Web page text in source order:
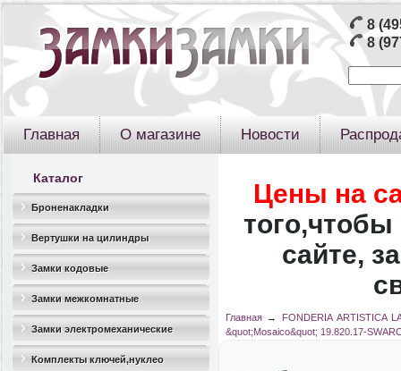
8
8
Главная О магазине Новости
Каталог
Броненакладки
Вертушки на цилиндры
Замки кодовые
Замки межкомнатные
Замки электромеханические
Комплекты ключей,нуклео
Цены на
того,чтобы
сайте,
Главная→ FONDERIA ARTISTICA
&quot;Mosaico&quot; 19.820.17-